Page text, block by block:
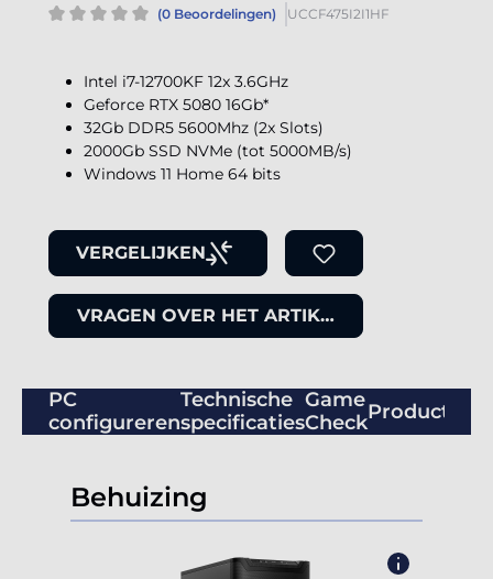
(0 Beoordelingen) UCCF475I2I1HF
Intel i7-12700KF 12x 3.6GHz
Geforce RTX 5080 16Gb*
32Gb DDR5 5600Mhz (2x Slots)
2000Gb SSD NVMe (tot 5000MB/s)
Windows 11 Home 64 bits
VERGELIJKEN
VRAGEN OVER HET ARTIKEL
PC
configureren
Technische
specificaties
Game
Check
Behuizing